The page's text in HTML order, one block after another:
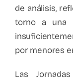
de análisis,
torno a una
por menores
Las